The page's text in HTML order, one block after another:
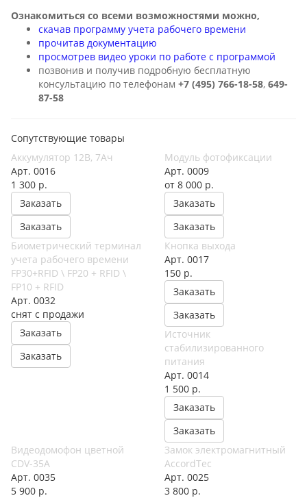
Ознакомиться со всеми возможностями можно,
скачав программу учета рабочего времени
прочитав документацию
просмотрев видео уроки по работе с программой
позвонив и получив подробную бесплатную
консультацию по телефонам +7 (495) 766-18-58, 649-
87-58
Сопутствующие товары
Аккумулятор 12В, 7Ач
Арт. 0016
1 300 р.
Заказать
Заказать
Модуль фотофиксации
Арт. 0009
от 8 000 р.
Заказать
Заказать
Биометрический терминал
учета рабочего времени
FP30+RFID \ FP20 + RFID \
FP10 + RFID
Арт. 0032
снят с продажи
Заказать
Заказать
Кнопка выхода
Арт. 0017
150 р.
Заказать
Заказать
Источник
стабилизированного
питания
Арт. 0014
1 500 р.
Заказать
Заказать
Видеодомофон цветной
CDV-35A
Арт. 0035
5 900 р.
Замок электромагнитный
AccordTec
Арт. 0025
3 800 р.